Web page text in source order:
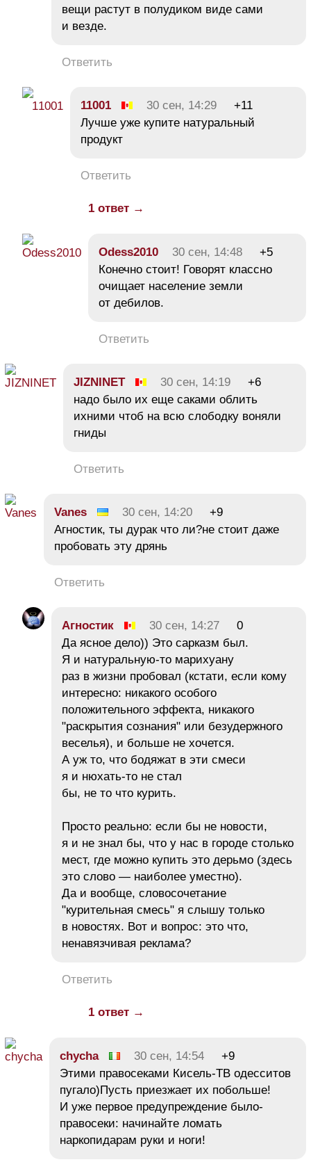
вещи растут в полудиком виде сами
и везде.
Ответить
11001 30 сен, 14:29
+11
Лучше уже купите натуральный
продукт
Ответить
1 ответ →
Odess2010 30 сен, 14:48
+5
Конечно стоит! Говорят классно
очищает население земли
от дебилов.
Ответить
JIZNINET 30 сен, 14:19
+6
надо было их еще саками облить
ихними чтоб на всю слободку воняли
гниды
Ответить
Vanes 30 сен, 14:20
+9
Агностик, ты дурак что ли?не стоит даже
пробовать эту дрянь
Ответить
Агностик 30 сен, 14:27
0
Да ясное дело)) Это сарказм был.
Я и натуральную-то марихуану
раз в жизни пробовал (кстати, если кому
интересно: никакого особого
положительного эффекта, никакого
"раскрытия сознания" или безудержного
веселья), и больше не хочется.
А уж то, что бодяжат в эти смеси
я и нюхать-то не стал
бы, не то что курить.
Просто реально: если бы не новости,
я и не знал бы, что у нас в городе столько
мест, где можно купить это дерьмо (здесь
это слово — наиболее уместно).
Да и вообще, словосочетание
"курительная смесь" я слышу только
в новостях. Вот и вопрос: это что,
ненавязчивая реклама?
Ответить
1 ответ →
chycha 30 сен, 14:54
+9
Этими правосеками Кисель-ТВ одесситов
пугало)Пусть приезжает их побольше!
И уже первое предупреждение было-
правосеки: начинайте ломать
наркопидарам руки и ноги!